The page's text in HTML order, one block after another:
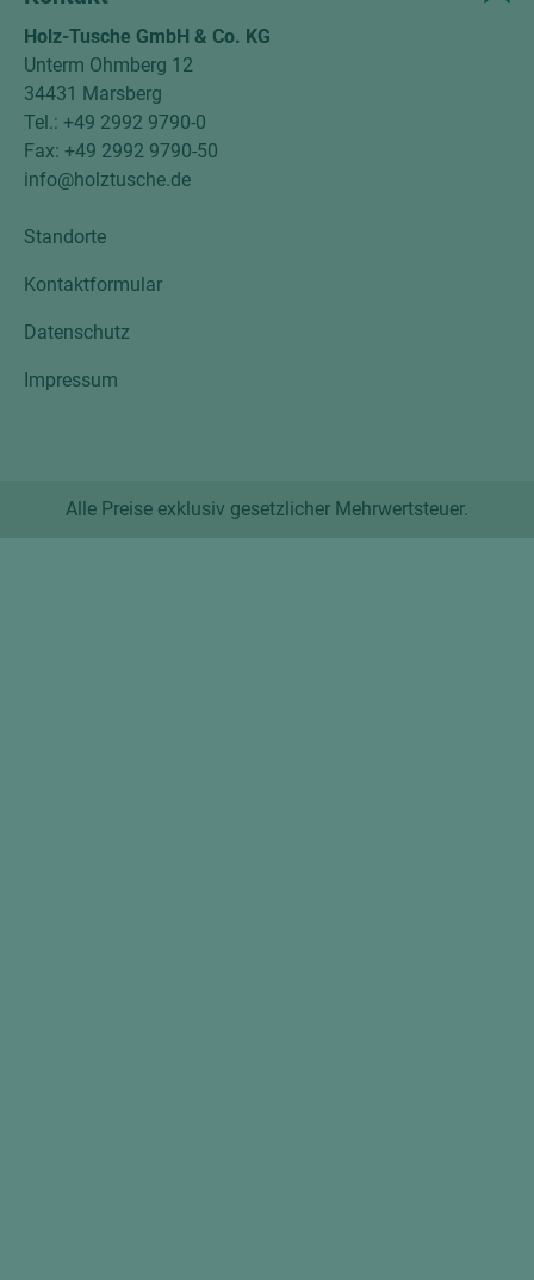
Holz-Tusche GmbH & Co. KG
Unterm Ohmberg 12
34431 Marsberg
Tel.: +49 2992 9790-0
Fax: +49 2992 9790-50
info@holztusche.de
Standorte
Kontaktformular
Datenschutz
Impressum
Alle Preise exklusiv gesetzlicher Mehrwertsteuer.